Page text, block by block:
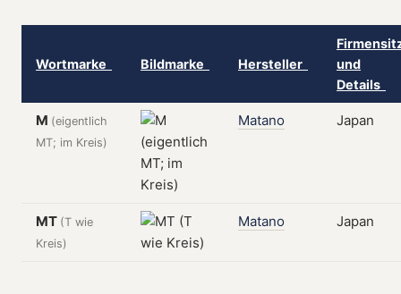
Wortmarke Bildmarke Hersteller
und
Details
M (eigentlich
MT; im Kreis)
Matano Japan
MT (T wie
Kreis)
Matano Japan